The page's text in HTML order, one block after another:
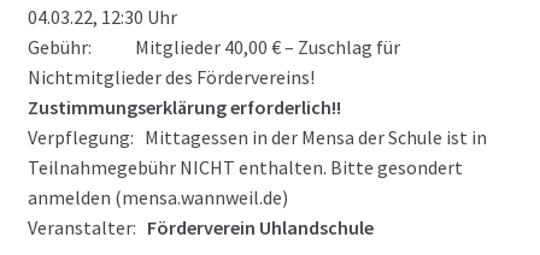
04.03.22, 12:30 Uhr
Gebühr: Mitglieder 40,00 € – Zuschlag für
Nichtmitglieder des Fördervereins!
Zustimmungserklärung erforderlich!!
Verpflegung: Mittagessen in der Mensa der Schule ist in
Teilnahmegebühr NICHT enthalten. Bitte gesondert
anmelden (mensa.wannweil.de)
Veranstalter: Förderverein Uhlandschule